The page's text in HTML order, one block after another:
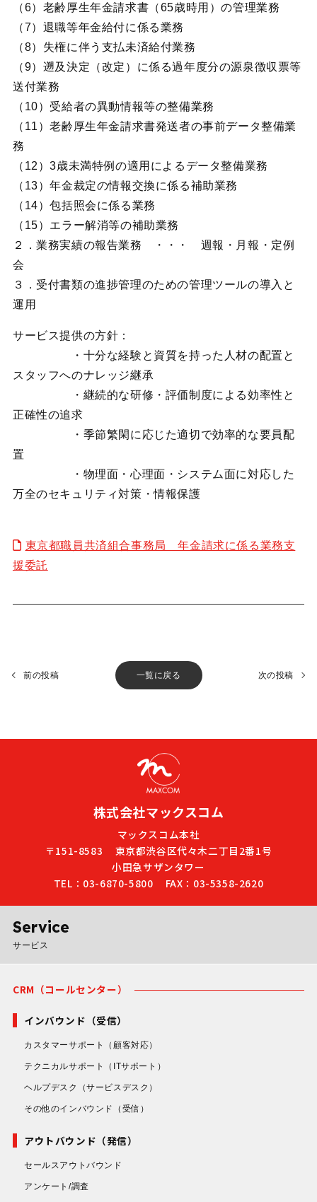
（6）老齢厚生年金請求書（65歳時用）の管理業務
（7）退職等年金給付に係る業務
（8）失権に伴う支払未済給付業務
（9）遡及決定（改定）に係る過年度分の源泉徴収票等
送付業務
（10）受給者の異動情報等の整備業務
（11）老齢厚生年金請求書発送者の事前データ整備業
務
（12）3歳未満特例の適用によるデータ整備業務
（13）年金裁定の情報交換に係る補助業務
（14）包括照会に係る業務
（15）エラー解消等の補助業務
２．業務実績の報告業務 ・・・ 週報・月報・定例
会
３．受付書類の進捗管理のための管理ツールの導入と
運用
サービス提供の方針：
・十分な経験と資質を持った人材の配置と
スタッフへのナレッジ継承
・継続的な研修・評価制度による効率性と
正確性の追求
・季節繁閑に応じた適切で効率的な要員配
置
・物理面・心理面・システム面に対応した
万全のセキュリティ対策・情報保護
東京都職員共済組合事務局 年金請求に係る業務支
援委託
前の投稿 一覧に戻る 次の投稿
株式会社マックスコム
マックスコム本社
〒151-8583
東京都渋谷区代々木二丁目2番1号
小田急サザンタワー
TEL：03-6870-5800
FAX：03-5358-2620
Service
サービス
CRM（コールセンター）
インバウンド（受信）
カスタマーサポート （顧客対応）
テクニカルサポート （ITサポート）
ヘルプデスク （サービスデスク）
その他のインバウンド （受信）
アウトバウンド（発信）
セールスアウトバウンド
アンケート/調査